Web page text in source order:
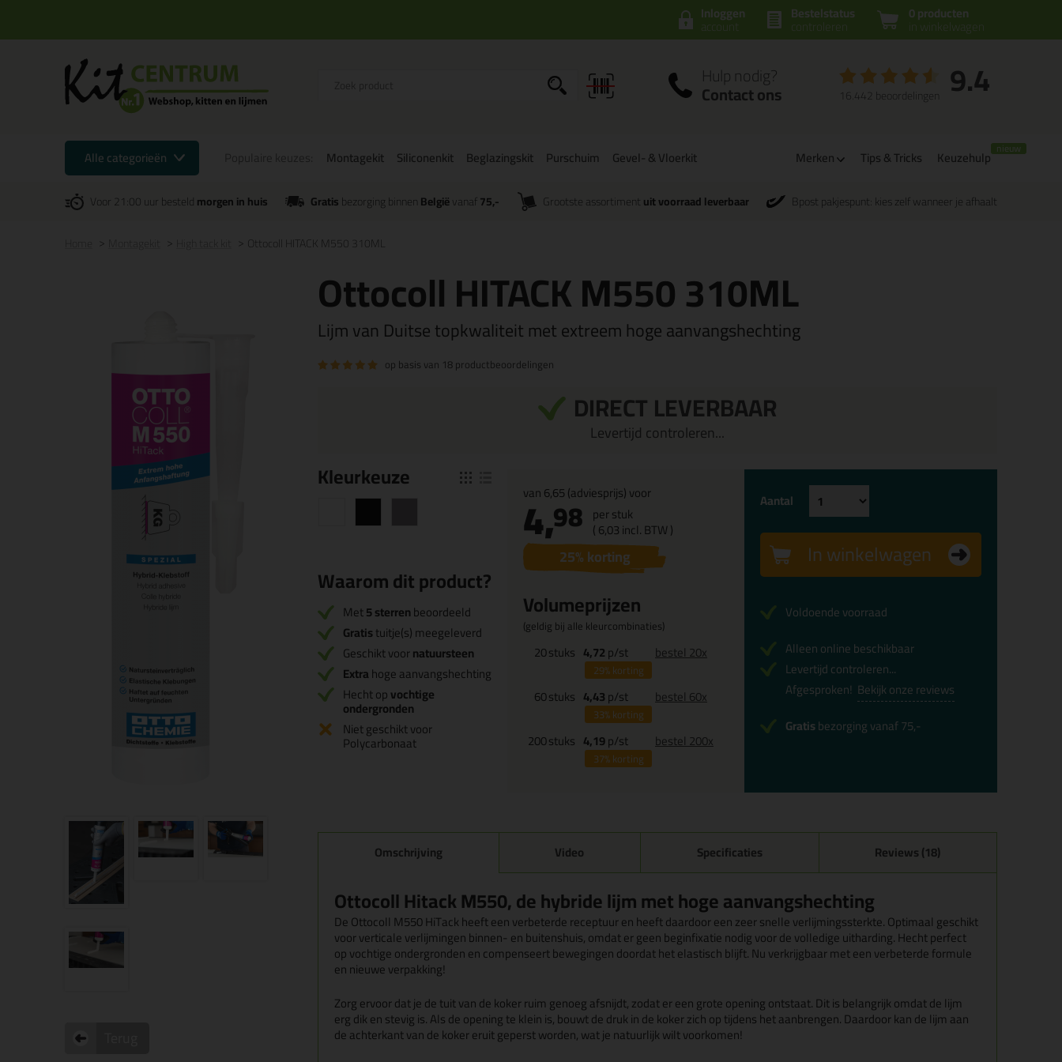
0 producten
in winkelwagen
Bestelstatus
controleren
Inloggen
account
Hulp nodig?
Contact ons 9.4
16.442 beoordelingen
Alle categorieën Montagekit Siliconenkit Beglazingskit Purschuim Gevel- & Vloerkit Merken Tips & Tricks Keuzehulp
Voor 21:00 uur besteldmorgen in huis Gratisbezorging binnenBelgiëvanaf 75,- Grootste assortiment uit voorraad leverbaar Bpost pakjespunt: kies zelf wanneer je afhaalt
Ottocoll HITACK M550 310ML
Ottocoll HITACK M550 310ML
Lijm van Duitse topkwaliteit met extreem hoge aanvangshechting
op basis van 18 productbeoordelingen
DIRECT LEVERBAAR
Levertijd controleren...
Kleurkeuze
Waarom dit product?
Met5 sterrenbeoordeeld
Gratistuitje(s) meegeleverd
Geschikt voornatuursteen
Extrahoge aanvangshechting
Hecht opvochtige
ondergronden
Niet geschikt voor
Polycarbonaat
van6,65(adviesprijs) voor
4,98 per stuk
(6,03incl. BTW )
25% korting
Volumeprijzen
(geldig bij alle kleurcombinaties)
20stuks 4,72p/st
29%korting
bestel 20x
60stuks 4,43p/st
33%korting
bestel 60x
200stuks 4,19p/st
37%korting
bestel 200x
Aantal
In winkelwagen
Voldoende voorraad
Alleen online beschikbaar
Levertijd controleren...
Afgesproken! Bekijk onze reviews
Gratisbezorging vanaf 75,-
Omschrijving Video Specificaties Reviews (18)
Ottocoll Hitack M550, de hybride lijm met hoge aanvangshechting
De Ottocoll M550 HiTack heeft een verbeterde receptuur en heeft daardoor een zeer snelle verlijmingssterkte. Optimaal geschikt
voor verticale verlijmingen binnen- en buitenshuis, omdat er geen beginfixatie nodig voor de volledige uitharding. Hecht perfect
op vochtige ondergronden en compenseert bewegingen doordat het elastisch blijft. Nu verkrijgbaar met een verbeterde formule
en nieuwe verpakking!
Zorg ervoor dat je de tuit van de koker ruim genoeg afsnijdt, zodat er een grote opening ontstaat. Dit is belangrijk omdat de lijm
erg dik en stevig is. Als de opening te klein is, bouwt de druk in de koker zich op tijdens het aanbrengen. Daardoor kan de lijm aan
de achterkant van de koker eruit geperst worden, wat je natuurlijk wilt voorkomen!